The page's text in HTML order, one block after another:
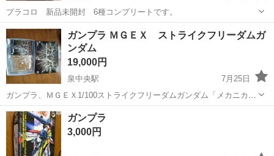
プラコロ 新品未開封 6種コンプリートです。
宮城 仙台市 富沢駅 模型、プラモデル
ガンプラ ＭＧＥＸ ストライクフリーダムガ
ンダム
19,000円
泉中央駅
7月25日
ガンプラ、ＭＧＥＸ1/100ストライクフリーダムガンダム「メカニカル
クリア」 当方、仙台市泉区高森まで引き取りに来て頂ける方にお譲り
します。 お気軽にお問い合わせ下さい。 大事に作ってくれる方、お待
宮城 仙台市 泉中央駅
ガンプラ
3,000円